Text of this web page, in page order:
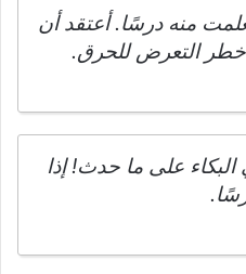
منه درسًا. أعتقد أن
التعرض للحرق.
على ما حدث! إذا